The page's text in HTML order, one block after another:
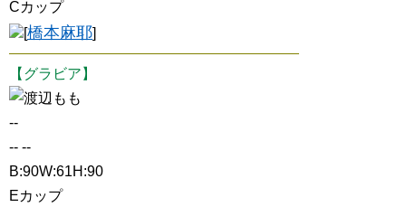
Cカップ
[橋本麻耶]
【グラビア】
渡辺もも
--
-- --
B:90W:61H:90
Eカップ